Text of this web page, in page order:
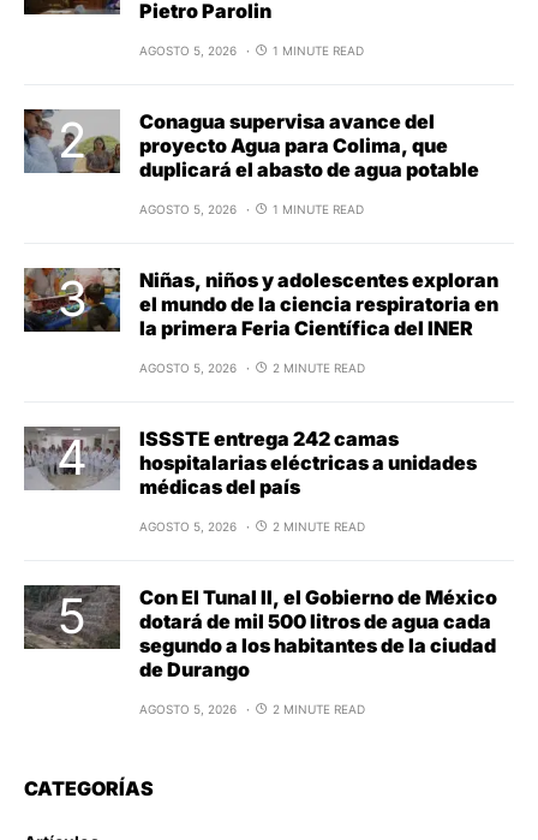
Pietro Parolin
AGOSTO 5, 2026 1 MINUTE READ
Conagua supervisa avance del
proyecto Agua para Colima, que
duplicará el abasto de agua potable
AGOSTO 5, 2026 1 MINUTE READ
Niñas, niños y adolescentes exploran
el mundo de la ciencia respiratoria en
la primera Feria Científica del INER
AGOSTO 5, 2026 2 MINUTE READ
ISSSTE entrega 242 camas
hospitalarias eléctricas a unidades
médicas del país
AGOSTO 5, 2026 2 MINUTE READ
Con El Tunal II, el Gobierno de México
dotará de mil 500 litros de agua cada
segundo a los habitantes de la ciudad
de Durango
AGOSTO 5, 2026 2 MINUTE READ
CATEGORÍAS